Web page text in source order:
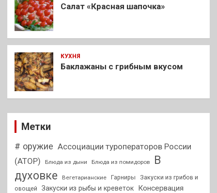
Салат «Красная шапочка»
КУХНЯ
Баклажаны с грибным вкусом
Метки
# оружие Ассоциации туроператоров России
(АТОР)
Блюда из дыни Блюда из помидоров
В
духовке
Вегетарианские Гарниры
Закуски из грибов и
овощей
Закуски из рыбы и креветок Консервация